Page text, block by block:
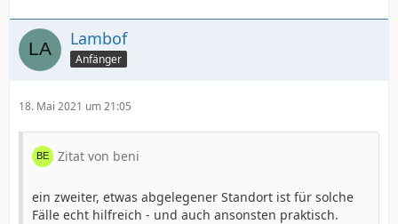
Lambof
Anfänger
18. Mai 2021 um 21:05
Zitat von beni
ein zweiter, etwas abgelegener Standort ist für solche
Fälle echt hilfreich - und auch ansonsten praktisch.